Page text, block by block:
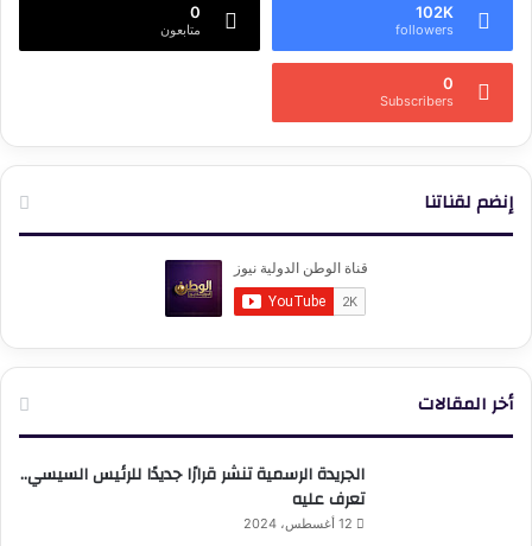
102K
followers
0
متابعون
0
Subscribers
إنضم لقناتنا
أخر المقالات
الجريدة الرسمية تنشر قرارًا جديدًا للرئيس السيسي..
تعرف عليه
12 أغسطس، 2024